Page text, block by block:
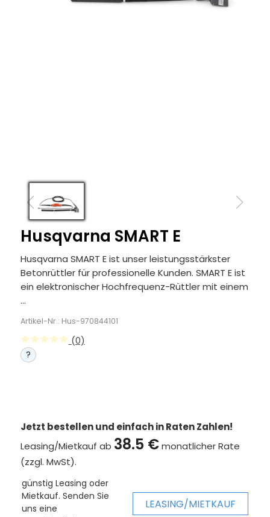
Husqvarna SMART E
Husqvarna SMART E ist unser leistungsstärkster
Betonrüttler für professionelle Kunden. SMART E ist
ein elektronischer Hochfrequenz-Rüttler mit einem
...
Artikel-Nr.: Hus-970844101
(0)
?
Jetzt bestellen und einfach in Raten Zahlen!
Leasing/Mietkauf ab 38.5 €monatlicher Rate
(zzgl. MwSt).
günstig Leasing oder
Mietkauf. Senden Sie
uns eine
LEASING/MIETKAUF